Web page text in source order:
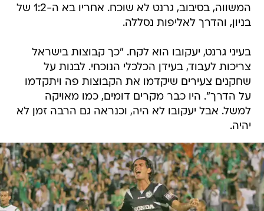
המשווה, בסיבוב, גרנט לא שוכח. אחריו בא ה-1:2 של
בניון, והדרך לאליפות נסללה.
בעיני גרנט, יעקובו הוא לקח. "כך קבוצות בישראל
צריכות לעבוד, בעידן הכלכלי הנוכחי. לבנות על
שחקנים צעירים שיקדמו את הקבוצות פה ויתקדמו
על הדרך". היו כבר מקרים דומים, כמו מאויקה
למשל. אבל יעקובו לא היה, וכנראה גם הרבה זמן לא
יהיה.